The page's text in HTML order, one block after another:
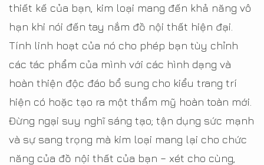
thiết kế của bạn, kim loại mang đến khả năng vô
hạn khi nói đến tay nắm đồ nội thất hiện đại.
Tính linh hoạt của nó cho phép bạn tùy chỉnh
các tác phẩm của mình với các hình dạng và
hoàn thiện độc đáo bổ sung cho kiểu trang trí
hiện có hoặc tạo ra một thẩm mỹ hoàn toàn mới.
Đừng ngại suy nghĩ sáng tạo; tận dụng sức mạnh
và sự sang trọng mà kim loại mang lại cho chức
năng của đồ nội thất của bạn – xét cho cùng,